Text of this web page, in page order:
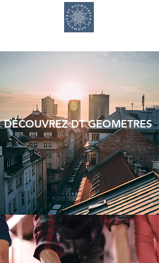
DÉCOUVREZ DT GEOMETRES